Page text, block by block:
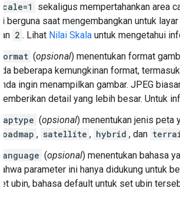
scale=1
sekaligus mempertahankan area
ini berguna saat mengembangkan untuk
dan 2 . Lihat Nilai Skala untuk mengetahui
format (opsional) menentukan format
Ada beberapa kemungkinan format,
Anda ingin menampilkan gambar. JPEG
memberikan detail yang lebih besar. Untuk
maptype (opsional) menentukan jenis peta
roadmap , satellite , hybrid , dan
language (opsional) menentukan bahasa
bahwa parameter ini hanya didukung untuk
set ubin, bahasa default untuk set ubin